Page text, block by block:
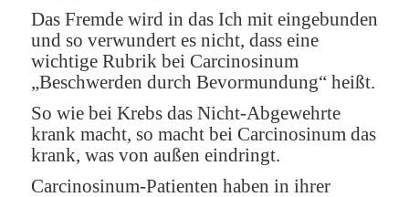
Das Fremde wird in das Ich mit eingebunden
und so verwundert es nicht, dass eine
wichtige Rubrik bei Carcinosinum
„Beschwerden durch Bevormundung“ heißt.
So wie bei Krebs das Nicht-Abgewehrte
krank macht, so macht bei Carcinosinum das
krank, was von außen eindringt.
Carcinosinum-Patienten haben in ihrer